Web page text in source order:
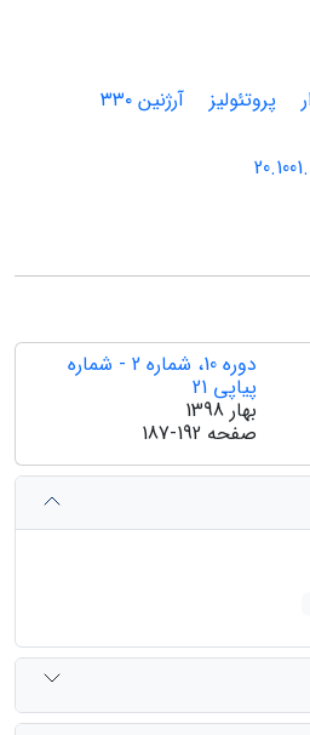
پروتئولیز
آرژنین ۳۳۰
دوره 10، شماره 2 - شماره
پیاپی 21
بهار 1398
صفحه 187-192